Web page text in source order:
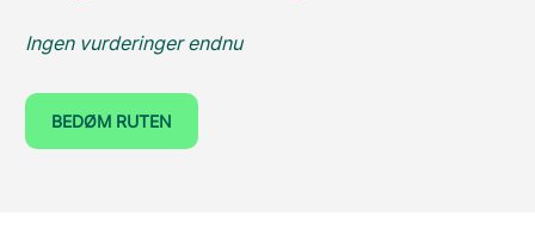
Ingen vurderinger endnu
BEDØM RUTEN